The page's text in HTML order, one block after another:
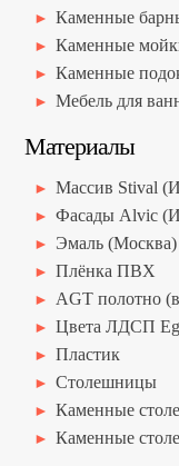
Каменные
Каменные
Каменные
Мебель для
Материалы
Массив Stival
Фасады Alvic
Эмаль (Москва)
Плёнка ПВХ
AGT полотно
Цвета ЛДСП
Пластик
Столешницы
Каменные
Каменные